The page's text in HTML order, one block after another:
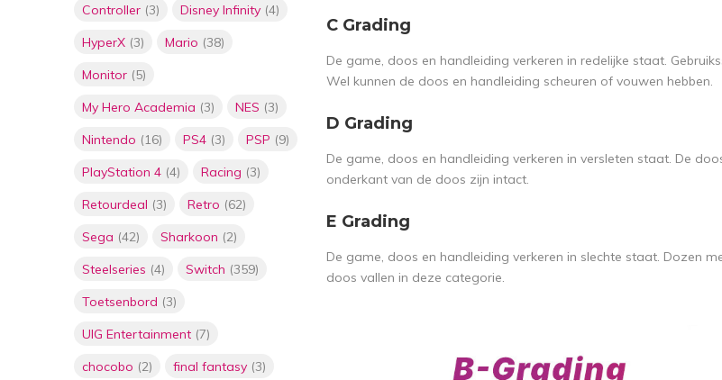
C Grading
De game, doos en handleiding verkeren in redelijke staat.
Wel kunnen de doos en handleiding scheuren of vouwen hebben.
D Grading
De game, doos en handleiding verkeren in versleten staat. De
onderkant van de doos zijn intact.
E Grading
De game, doos en handleiding verkeren in slechte staat. Dozen
doos vallen in deze categorie.
Controller (3) Disney Infinity (4)
HyperX (3) Mario (38)
Monitor (5)
My Hero Academia (3) NES (3)
Nintendo (16) PS4 (3) PSP (9)
PlayStation 4 (4) Racing (3)
Retourdeal (3) Retro (62)
Sega (42) Sharkoon (2)
Steelseries (4) Switch (359)
Toetsenbord (3)
UIG Entertainment (7)
chocobo (2) final fantasy (3)